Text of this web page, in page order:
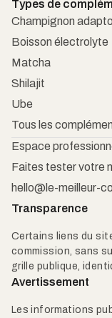
Types de
Champignon
Boisson électrolyte
Matcha
Shilajit
Ube
Tous les
Espace
Faites tester votre
hello@le-meilleur-
Transparence
Certains liens du
commission, sans
grille publique,
Avertissement
Les informations